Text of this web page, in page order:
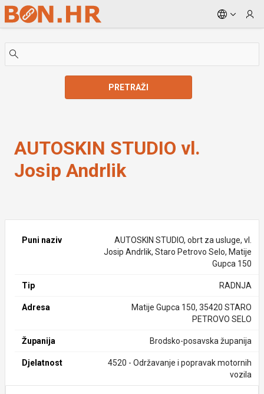
Skip to Main Content
PRETRAŽI
AUTOSKIN STUDIO vl.
Josip Andrlik
Puni naziv
AUTOSKIN STUDIO, obrt za usluge, vl.
Josip Andrlik, Staro Petrovo Selo, Matije
Gupca 150
Tip RADNJA
Adresa
Matije Gupca 150, 35420 STARO
PETROVO SELO
Županija Brodsko-posavska županija
Djelatnost
4520 - Održavanje i popravak motornih
vozila